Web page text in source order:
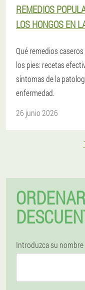
REMEDIOS
LOS HONGOS EN
Qué remedios
los pies: recetas
síntomas de la
enfermedad.
26 junio 2026
Introduzca su nombre